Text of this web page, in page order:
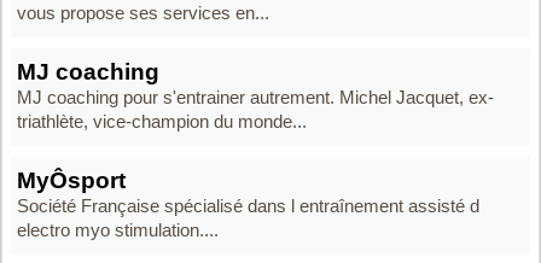
vous propose ses services en...
MJ coaching
MJ coaching pour s'entrainer autrement. Michel Jacquet, ex-
triathlète, vice-champion du monde...
MyÔsport
Société Française spécialisé dans l entraînement assisté d
electro myo stimulation....